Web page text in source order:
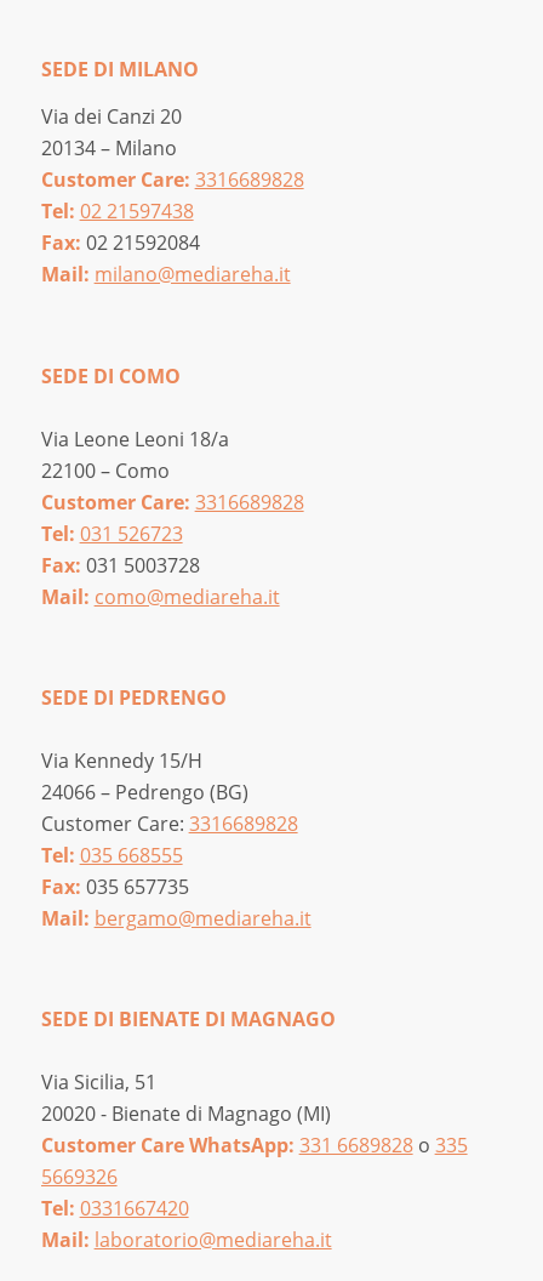
SEDE DI MILANO
Via dei Canzi 20
20134 – Milano
Customer Care: 3316689828
Tel: 02 21597438
Fax: 02 21592084
Mail: milano@mediareha.it
SEDE DI COMO
Via Leone Leoni 18/a
22100 – Como
Customer Care: 3316689828
Tel: 031 526723
Fax: 031 5003728
Mail: como@mediareha.it
SEDE DI PEDRENGO
Via Kennedy 15/H
24066 – Pedrengo (BG)
Customer Care: 3316689828
Tel: 035 668555
Fax: 035 657735
Mail: bergamo@mediareha.it
SEDE DI BIENATE DI MAGNAGO
Via Sicilia, 51
20020 - Bienate di Magnago (MI)
Customer Care WhatsApp: 331 6689828o 335
5669326
Tel: 0331667420
Mail: laboratorio@mediareha.it